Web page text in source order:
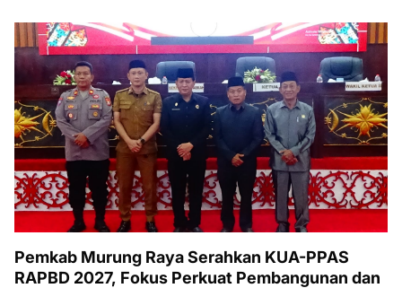
Pemkab Murung Raya Serahkan KUA-PPAS
RAPBD 2027, Fokus Perkuat Pembangunan dan